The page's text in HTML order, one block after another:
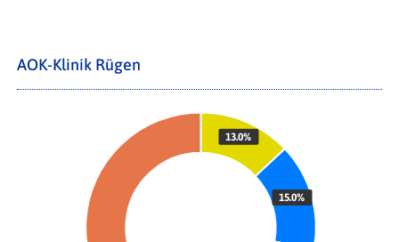
AOK-Klinik Rügen
13.0%
15.0%